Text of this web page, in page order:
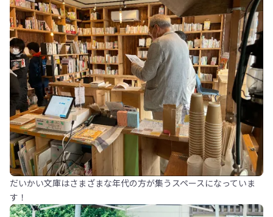
だいかい文庫はさまざまな年代の方が集うスペースになっていま
す！